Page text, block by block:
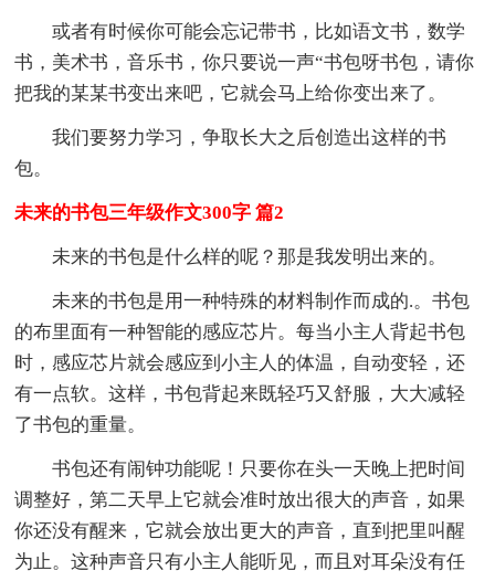
或者有时候你可能会忘记带书，比如语文书，数学
书，美术书，音乐书，你只要说一声“书包呀书包，请你
把我的某某书变出来吧，它就会马上给你变出来了。
我们要努力学习，争取长大之后创造出这样的书
包。
未来的书包三年级作文300字 篇2
未来的书包是什么样的呢？那是我发明出来的。
未来的书包是用一种特殊的材料制作而成的.。书包
的布里面有一种智能的感应芯片。每当小主人背起书包
时，感应芯片就会感应到小主人的体温，自动变轻，还
有一点软。这样，书包背起来既轻巧又舒服，大大减轻
了书包的重量。
书包还有闹钟功能呢！只要你在头一天晚上把时间
调整好，第二天早上它就会准时放出很大的声音，如果
你还没有醒来，它就会放出更大的声音，直到把里叫醒
为止。这种声音只有小主人能听见，而且对耳朵没有任